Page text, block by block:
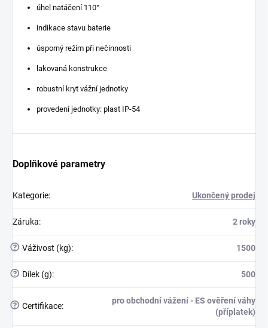
úhel natáčení 110°
indikace stavu baterie
úsporný režim při nečinnosti
lakovaná konstrukce
robustní kryt vážní jednotky
provedení jednotky: plast IP-54
Doplňkové parametry
Kategorie: Ukončený prodej
Záruka: 2 roky
? Váživost (kg): 1500
? Dílek (g): 500
? Certifikace:
pro obchodní vážení - ES ověření váhy
(příplatek)